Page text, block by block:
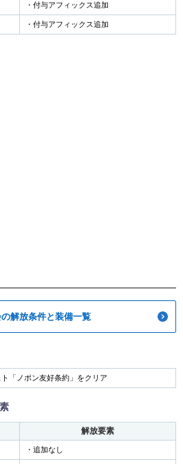
・付与アフィックス追加
・付与アフィックス追加
解放条件と装備一覧
ト「ノポン友好条約」をクリア
解放要素
・追加なし